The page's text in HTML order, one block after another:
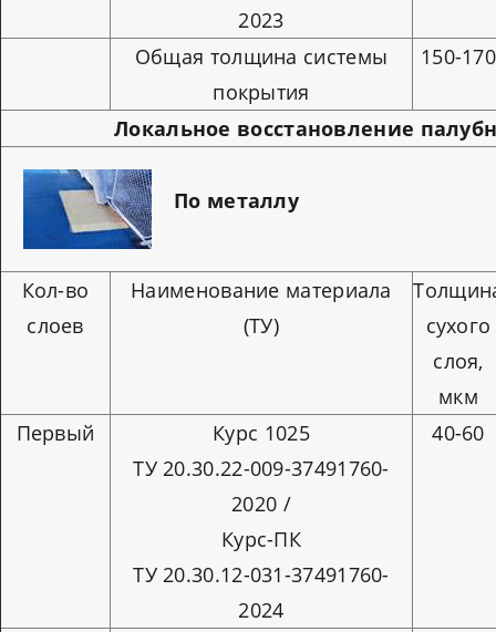
2023
Общая толщина системы
покрытия
150-170
Локальное восстановление
По металлу
Кол-во
слоев
Наименование материала
(ТУ)
сухого
слоя,
мкм
Первый
Курс 1025
ТУ 20.30.22-009-37491760-
2020 /
Курс-ПК
ТУ 20.30.12-031-37491760-
2024
40-60